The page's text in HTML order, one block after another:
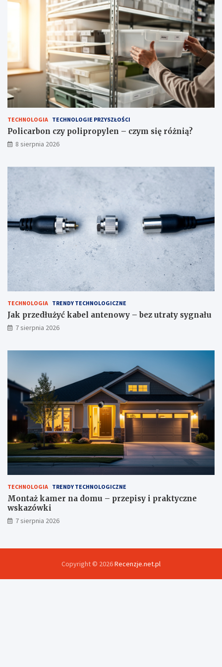
y
ę
r
ó
ż
n
i
ą
?
TECHNOLOGIA TECHNOLOGIE PRZYSZŁOŚCI
Policarbon czy polipropylen – czym się różnią?
8 sierpnia 2026
TECHNOLOGIA TRENDY TECHNOLOGICZNE
Jak przedłużyć kabel antenowy – bez utraty sygnału
7 sierpnia 2026
TECHNOLOGIA TRENDY TECHNOLOGICZNE
Montaż kamer na domu – przepisy i praktyczne
wskazówki
7 sierpnia 2026
Copyright © 2026Recenzje.net.pl